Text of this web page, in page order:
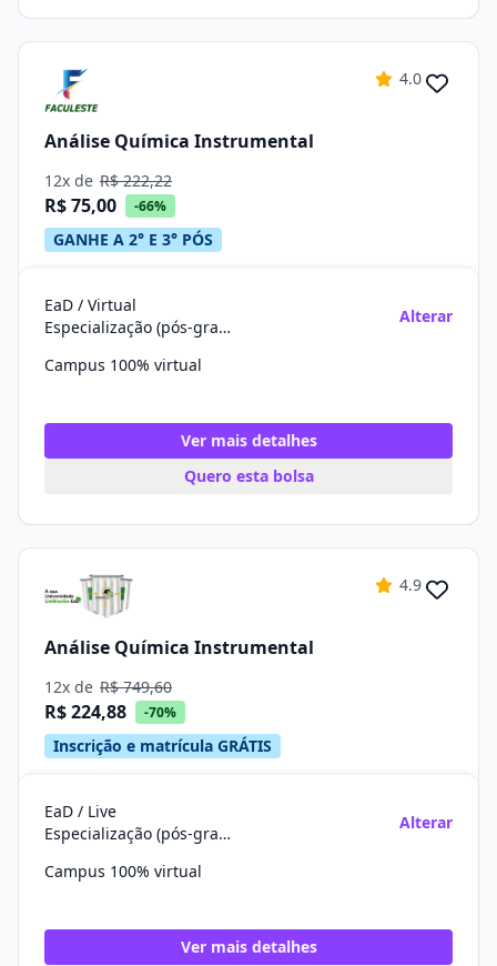
4.0
Análise Química Instrumental
12x de R$ 222,22
R$ 75,00 -66%
GANHE A 2° E 3° PÓS
EaD / Virtual
Especialização (pós-graduação)
Alterar
Campus 100% virtual
Ver mais detalhes
Quero esta bolsa
4.9
Análise Química Instrumental
12x de R$ 749,60
R$ 224,88 -70%
Inscrição e matrícula GRÁTIS
EaD / Live
Especialização (pós-graduação)
Alterar
Campus 100% virtual
Ver mais detalhes